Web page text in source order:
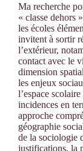
Ma recherche
« classe dehors
les écoles
invitent à sortir
l’extérieur,
contact avec le
dimension
les enjeux
l’espace
incidences en
approche
géographie
de la sociologie
justifications, la